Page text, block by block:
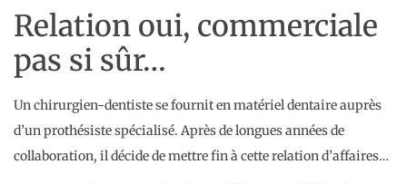
Relation oui, commerciale
pas si sûr…
Un chirurgien-dentiste se fournit en matériel dentaire auprès
d’un prothésiste spécialisé. Après de longues années de
collaboration, il décide de mettre fin à cette relation d’affaires…